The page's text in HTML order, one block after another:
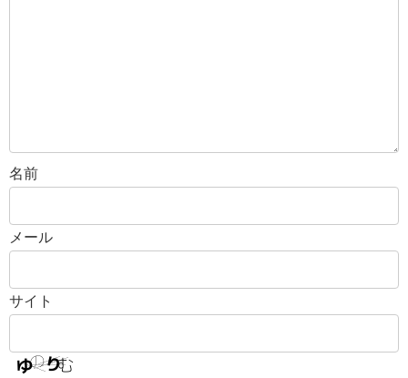
名前
メール
サイト